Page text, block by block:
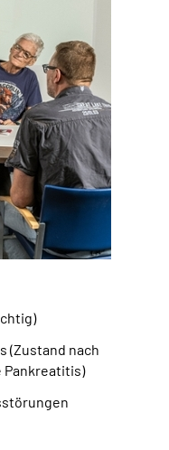
(Zustand nach
Pankreatitis)